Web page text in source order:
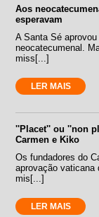
Aos
esperavam
A Santa Sé
neocatecumenal.
miss[...]
LER MAIS
''Placet'' ou ''non
Carmen e Kiko
Os fundadores do
aprovação vaticana
mis[...]
LER MAIS